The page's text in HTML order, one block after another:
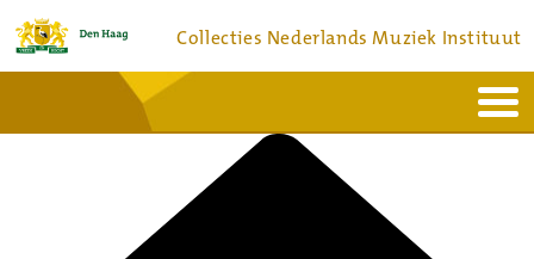
Collecties Nederlands Muziek Instituut
Bronnen en collecties